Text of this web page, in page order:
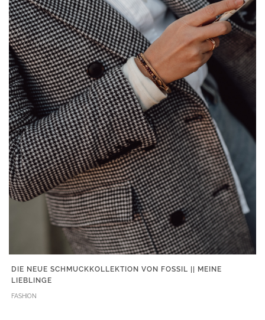
DIE NEUE SCHMUCKKOLLEKTION VON FOSSIL || MEINE
LIEBLINGE
FASHION